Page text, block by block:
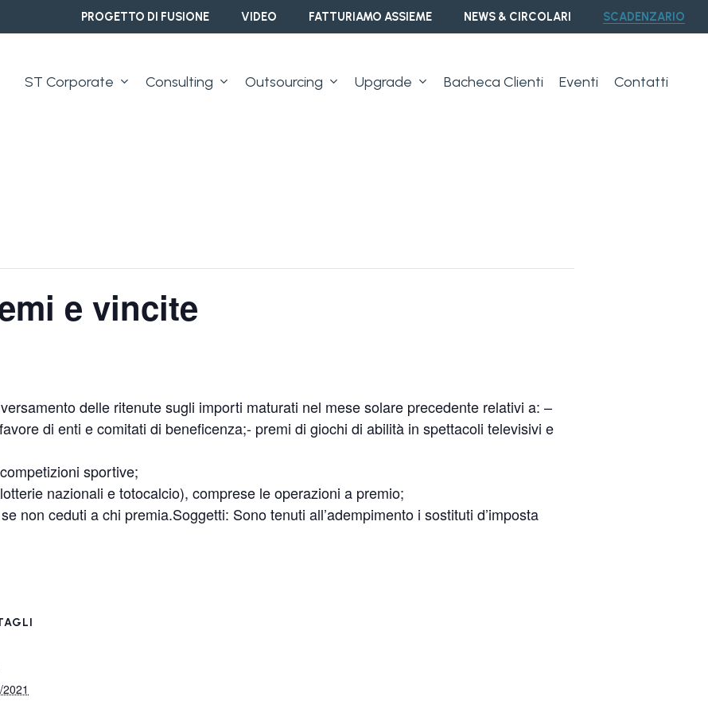
PROGETTO DI FUSIONE VIDEO FATTURIAMO ASSIEME NEWS & CIRCOLARI SCADENZARIO
ST Corporate Consulting Outsourcing Upgrade Bacheca Clienti Eventi Contatti
e vincite
delle ritenute sugli importi maturati nel mese solare precedente relativi a: –
di enti e comitati di beneficenza;- premi di giochi di abilità in spettacoli televisivi e
sportive;
nazionali e totocalcio), comprese le operazioni a premio;
non ceduti a chi premia.Soggetti: Sono tenuti all’adempimento i sostituti d’imposta